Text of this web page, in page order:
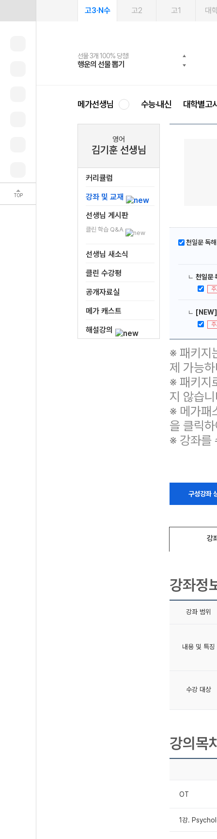
TOP
고3·N수 고2 고1 대
선물 3개 100% 당첨!
행운의 선물 뽑기
선물 100% 증정!
메가스터디 X 올리브
여름방학 스터디 캐시백
메가런 썸머스쿨
2027 러셀 단과
강사 공개선발
스마트러닝앱
설문 EVENT
메가패스
3일 무료 체험권
메가패스 수강생 무료혜택!
메가클럽 멤버십
사회공헌 캠페인
희망이룸 메가나눔
메가선생님 수능·내신 대학별고
영어
김기훈 선생님
커리큘럼
강좌 및 교재
선생님 게시판
클린 학습 Q&A
선생님 새소식
클린 수강평
공개자료실
메가 캐스트
해설강의
천일문 독
ㄴ 천일문
ㄴ [NEW]
※ 패키지
제 가능
※ 패키지
지 않습
※ 메가패
을 클릭
※ 강좌를
구성강좌
강
강좌정
강좌 범위
내용 및 특징
수강 대상
강의목
OT
1강.